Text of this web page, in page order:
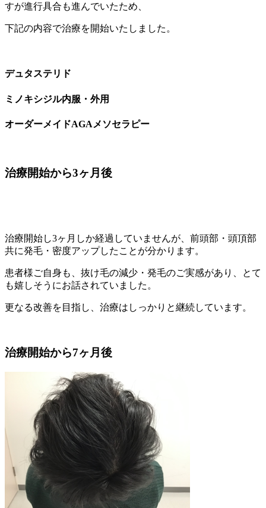
すが進行具合も進んでいたため、
下記の内容で治療を開始いたしました。
デュタステリド
ミノキシジル内服・外用
オーダーメイドAGAメソセラピー
治療開始から3ヶ月後
治療開始し3ヶ月しか経過していませんが、前頭部・頭頂部
共に発毛・密度アップしたことが分かります。
患者様ご自身も、抜け毛の減少・発毛のご実感があり、とて
も嬉しそうにお話されていました。
更なる改善を目指し、治療はしっかりと継続しています。
治療開始から7ヶ月後